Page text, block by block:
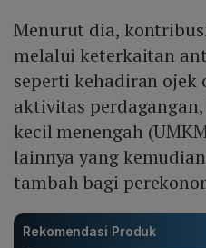
Menurut dia,
melalui keterkaitan
seperti kehadiran ojek
aktivitas
kecil menengah
lainnya yang
tambah bagi
Rekomendasi Produk